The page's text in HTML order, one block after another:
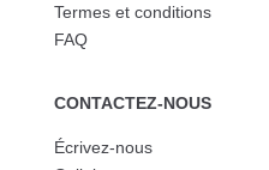
Termes et conditions
FAQ
CONTACTEZ-NOUS
Écrivez-nous